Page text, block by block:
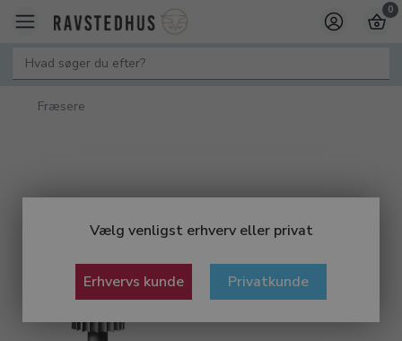
Vælg venligst erhverv eller privat
Erhvervs kunde Privatkunde
0
Fræsere